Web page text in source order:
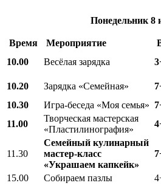
Понедельник 8
Время Мероприятие
10.00
Весёлая зарядка
10.20
Зарядка «Семейная»
10.30
Игра-беседа «Моя семья»
11.00
Творческая мастерская
«Пластилинография»
11.30
Семейный кулинарный
мастер-класс
«Украшаем капкейк»
15.00
Собираем пазлы